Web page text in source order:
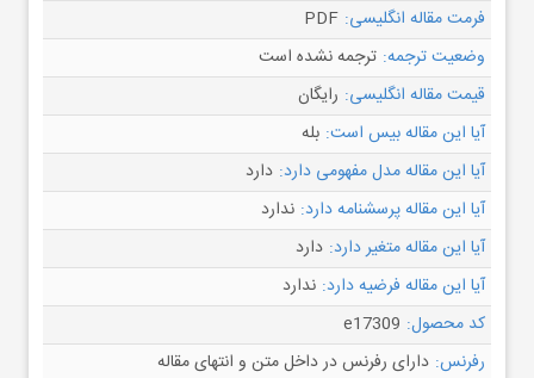
فرمت مقاله انگلیسی: PDF
وضعیت ترجمه: ترجمه نشده است
قیمت مقاله انگلیسی: رایگان
آیا این مقاله بیس است: بله
آیا این مقاله مدل مفهومی دارد: دارد
آیا این مقاله پرسشنامه دارد: ندارد
آیا این مقاله متغیر دارد: دارد
آیا این مقاله فرضیه دارد: ندارد
کد محصول: e17309
رفرنس: دارای رفرنس در داخل متن و انتهای مقاله